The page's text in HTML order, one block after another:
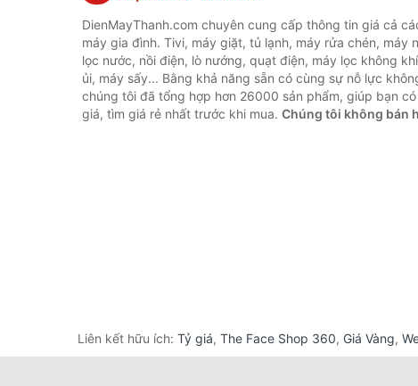
DienMayThanh.com chuyên cung cấp thông tin giá cả
máy gia đình. Tivi, máy giặt, tủ lạnh, máy rửa chén, máy
lọc nước, nồi điện, lò nướng, quạt điện, máy lọc không
ủi, máy sấy... Bằng khả năng sẵn có cùng sự nỗ lực
chúng tôi đã tổng hợp hơn 26000 sản phẩm, giúp bạn
giá, tìm giá rẻ nhất trước khi mua. Chúng tôi không bán
Liên kết hữu ích: Tỷ giá, The Face Shop 360, Giá Vàng,